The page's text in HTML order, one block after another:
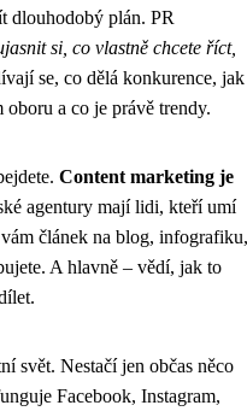
dlouhodobý plán. PR
si, co vlastně chcete říct,
se, co dělá konkurence, jak
a co je právě trendy.
Content marketing je
agentury mají lidi, kteří umí
článek na blog, infografiku,
A hlavně – vědí, jak to
svět. Nestačí jen občas něco
Facebook, Instagram,